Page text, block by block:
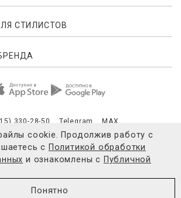
СТИЛИСТОВ
330-28-50 Telegram MAX
Согласие на обработку персональных
© 2021-2026 4FORMS
cookie. Продолжив работу с
с Политикой обработки
и ознакомлены с Публичной
Понятно